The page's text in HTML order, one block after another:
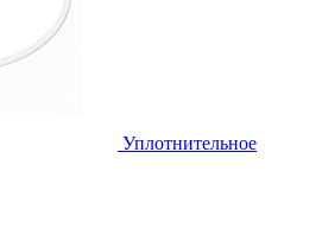
Уплотнительное